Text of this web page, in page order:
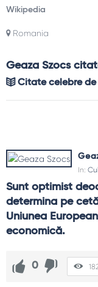
Wikipedia
Romania
Geaza Szocs
Citate celebre de
In:
Sunt optimist
determina pe
Uniunea
economică.
0